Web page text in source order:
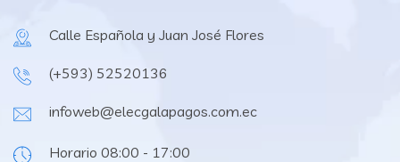
Calle Española y Juan José Flores
(+593) 52520136
infoweb@elecgalapagos.com.ec
Horario 08:00 - 17:00